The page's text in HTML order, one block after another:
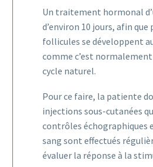
Un traitement hormonal
d’environ 10 jours, afin que
follicules se développent
comme c’est normalement
cycle naturel.
Pour ce faire, la patiente
injections sous-cutanées
contrôles échographiques
sang sont effectués
évaluer la réponse à la